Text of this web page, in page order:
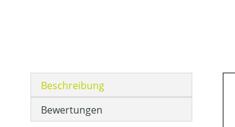
Beschreibung
Bewertungen